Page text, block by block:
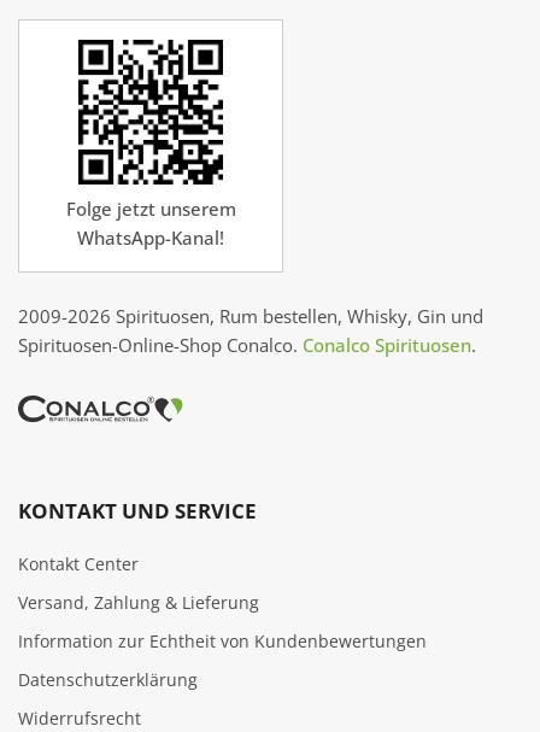
Folge jetzt unserem
WhatsApp-Kanal!
2009-2026 Spirituosen, Rum bestellen, Whisky, Gin und
Spirituosen-Online-Shop Conalco. Conalco Spirituosen.
KONTAKT UND SERVICE
Kontakt Center
Versand, Zahlung & Lieferung
Information zur Echtheit von Kundenbewertungen
Datenschutzerklärung
Widerrufsrecht